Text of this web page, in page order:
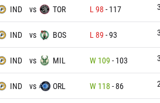
IND vs TOR L 98 - 117
IND vs BOS L 89 -93
IND vs MIL W 109 - 103
IND vs ORL W 118 -86